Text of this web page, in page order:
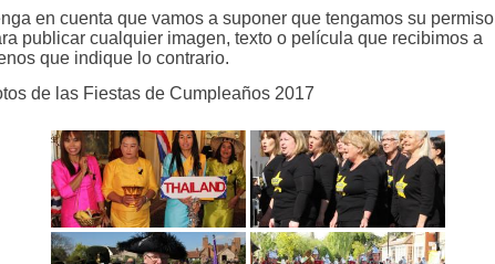
en cuenta que vamos a suponer que tengamos su permiso
publicar cualquier imagen, texto o película que recibimos a
que indique lo contrario.
de las Fiestas de Cumpleaños 2017